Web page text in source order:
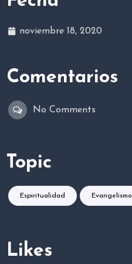
noviembre 18, 2020
Comentarios
No Comments
Topic
Espiritualidad Evangelismo
Likes